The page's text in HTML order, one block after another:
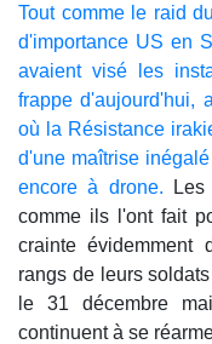
Tout comme le raid
d'importance US en
avaient visé les
frappe d'aujourd'hui,
où la Résistance
d'une maîtrise
encore à drone. Les
comme ils l'ont fait
crainte évidemment
rangs de leurs
le 31 décembre
continuent à se